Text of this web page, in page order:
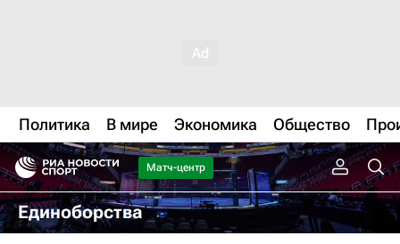
Политика В мире Экономика Общество
Матч-центр
Единоборства